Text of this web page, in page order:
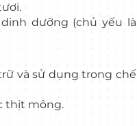
dưỡng (chủ yếu là
và sử dụng trong chế
thịt mông.